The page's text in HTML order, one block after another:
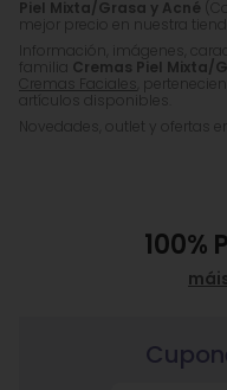
Piel Mixta/Grasa y Acné
mejor precio en nuestra
Información, imágenes,
familia Cremas Piel Mixta/
Cremas Faciales
,
artículos disponibles.
Novedades, outlet y ofertas en
100%